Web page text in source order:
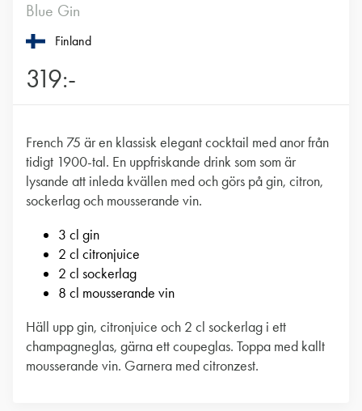
Blue Gin
Finland
319:-
French 75 är en klassisk elegant cocktail med anor från
tidigt 1900-tal. En uppfriskande drink som som är
lysande att inleda kvällen med och görs på gin, citron,
sockerlag och mousserande vin.
3 cl gin
2 cl citronjuice
2 cl sockerlag
8 cl mousserande vin
Häll upp gin, citronjuice och 2 cl sockerlag i ett
champagneglas, gärna ett coupeglas. Toppa med kallt
mousserande vin. Garnera med citronzest.